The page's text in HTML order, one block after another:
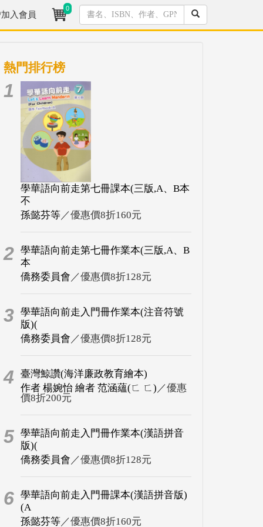
入會員
0
熱門排行榜
1
學華語向前走第七冊課本(三版,A、B本
不
孫懿芬等／優惠價8折160元
2 學華語向前走第七冊作業本(三版,A、B
本
僑務委員會 ／優惠價8折128元
3 學華語向前走入門冊作業本(注音符號
版)(
僑務委員會 ／優惠價8折128元
4
臺灣鯨讚(海洋廉政教育繪本)
作者 楊婉怡 繪者 范涵蘊(ㄈ ㄈ) ／優惠
價8折200元
5 學華語向前走入門冊作業本(漢語拼音
版)(
僑務委員會 ／優惠價8折128元
6 學華語向前走入門冊課本(漢語拼音版)
(A
孫懿芬等／優惠價8折160元